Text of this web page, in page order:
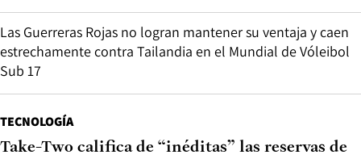
Las Guerreras Rojas no logran mantener su ventaja y caen
estrechamente contra Tailandia en el Mundial de Vóleibol
Sub 17
TECNOLOGÍA
Take-Two califica de “inéditas” las reservas de